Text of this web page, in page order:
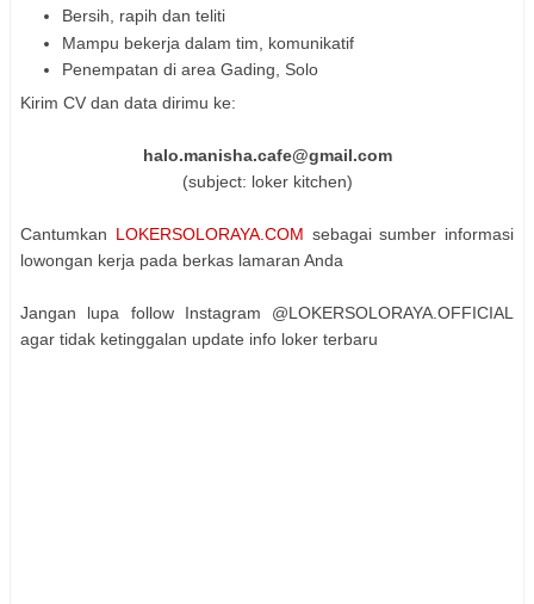
Bersih, rapih dan teliti
Mampu bekerja dalam tim, komunikatif
Penempatan di area Gading, Solo
Kirim CV dan data dirimu ke:
halo.manisha.cafe@gmail.com
(subject: loker kitchen)
Cantumkan LOKERSOLORAYA.COM sebagai sumber informasi
lowongan kerja pada berkas lamaran Anda
Jangan lupa follow Instagram @LOKERSOLORAYA.OFFICIAL
agar tidak ketinggalan update info loker terbaru